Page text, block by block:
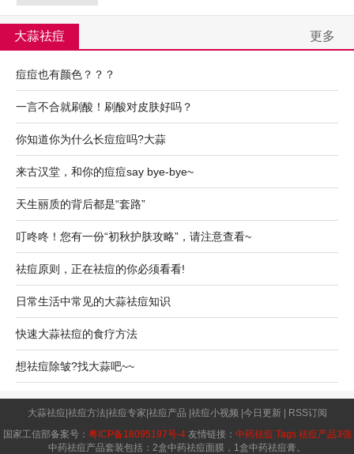
大蒜祛痘 更多
痘痘也有颜色？？？
一言不合就刷酸！刷酸对皮肤好吗？
你知道你为什么长痘痘吗?大蒜
来古汉堂，和你的痘痘say bye-bye~
天生丽质的背后都是“套路”
叮咚咚！您有一份“初秋护肤攻略”，请注意查看~
祛痘原则，正在祛痘的你必须看看!
日常生活中常见的大蒜祛痘知识
快速大蒜祛痘的食疗方法
想祛痘除皱?找大蒜吧~~
大蒜祛痘 祛痘方法 祛痘专家 祛痘产品 祛痘小视频 今日更新|
RSS订阅
国家工信部备案号： 粤ICP备18095197号-4友情链接： 中药祛痘 Tags 祛痘产品3强
中药祛痘产品套装包括：2盒中药祛痘面膜，1盒中药祛痘膏。